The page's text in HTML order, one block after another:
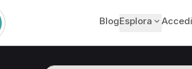
BlogEsplora Accedi